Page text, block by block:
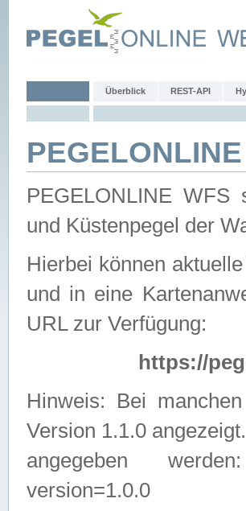
Überblick REST-API
PEGELONLINE WFS
und Küstenpegel der
Hierbei können
und in eine
URL zur Verfügung:
https://
Hinweis: Bei
Version 1.1.0
angegeben werden:
version=1.0.0